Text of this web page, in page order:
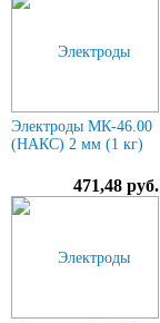
Электроды МК-46.00
(НАКС) 2 мм (1 кг)
471,48 руб.